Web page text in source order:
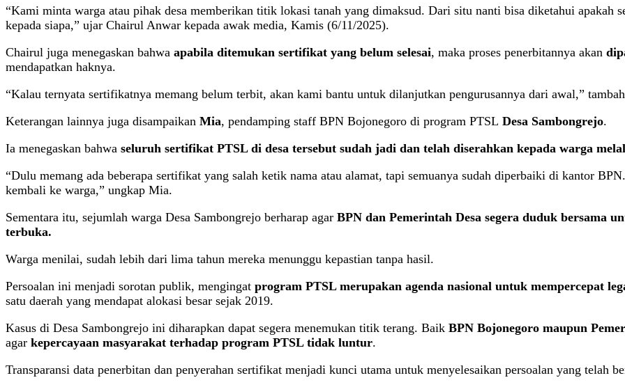
“Kami minta warga atau pihak desa memberikan titik lokasi tanah yang dimaksud. Dari situ nanti bisa diketahui apakah
kepada siapa,” ujar Chairul Anwar kepada awak media, Kamis (6/11/2025).
Chairul juga menegaskan bahwa apabila ditemukan sertifikat yang belum selesai, maka proses penerbitannya akan
mendapatkan haknya.
“Kalau ternyata sertifikatnya memang belum terbit, akan kami bantu untuk dilanjutkan pengurusannya dari awal,”
Keterangan lainnya juga disampaikan Mia, pendamping staff BPN Bojonegoro di program PTSL Desa Sambongrejo.
Ia menegaskan bahwa seluruh sertifikat PTSL di desa tersebut sudah jadi dan telah diserahkan kepada warga
“Dulu memang ada beberapa sertifikat yang salah ketik nama atau alamat, tapi semuanya sudah diperbaiki di kantor
kembali ke warga,” ungkap Mia.
Sementara itu, sejumlah warga Desa Sambongrejo berharap agar BPN dan Pemerintah Desa segera duduk bersama
terbuka.
Warga menilai, sudah lebih dari lima tahun mereka menunggu kepastian tanpa hasil.
Persoalan ini menjadi sorotan publik, mengingat program PTSL merupakan agenda nasional untuk mempercepat
satu daerah yang mendapat alokasi besar sejak 2019.
Kasus di Desa Sambongrejo ini diharapkan dapat segera menemukan titik terang. Baik BPN Bojonegoro maupun
agar kepercayaan masyarakat terhadap program PTSL tidak luntur.
Transparansi data penerbitan dan penyerahan sertifikat menjadi kunci utama untuk menyelesaikan persoalan yang telah